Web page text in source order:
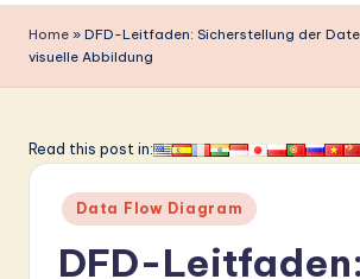
is
u
li
A
Home » DFD-Leitfaden: Sicherstellung der
visuelle Abbildung
Read this post in:
Posted
in
Data Flow Diagram
DFD-Leitfaden: